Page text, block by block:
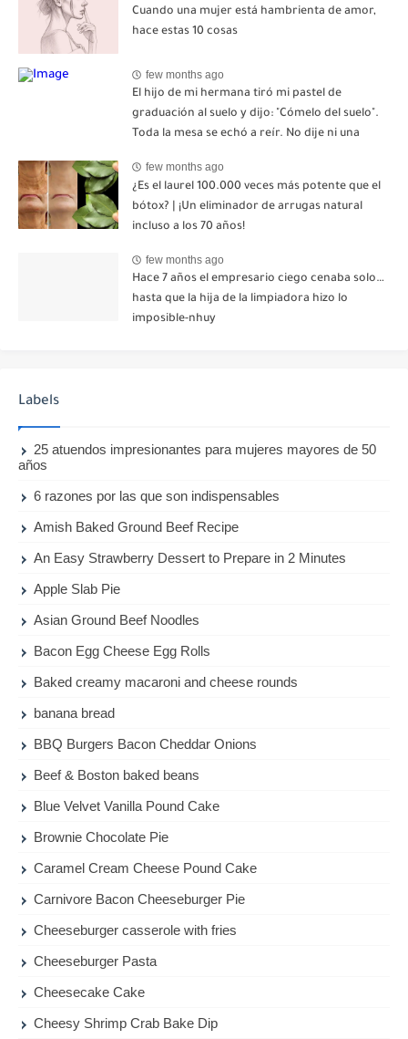
Cuando una mujer está hambrienta de amor,
hace estas 10 cosas
few months ago
El hijo de mi hermana tiró mi pastel de
graduación al suelo y dijo: "Cómelo del suelo".
Toda la mesa se echó a reír. No dije ni una
un mensaje: "Hemos decidido cortar todo
contacto. Aléjate para siempre"-nhuy
few months ago
¿Es el laurel 100.000 veces más potente que el
bótox? | ¡Un eliminador de arrugas natural
incluso a los 70 años!
few months ago
Hace 7 años el empresario ciego cenaba solo…
hasta que la hija de la limpiadora hizo lo
imposible-nhuy
Labels
25 atuendos impresionantes para mujeres mayores de 50
años
6 razones por las que son indispensables
Amish Baked Ground Beef Recipe
An Easy Strawberry Dessert to Prepare in 2 Minutes
Apple Slab Pie
Asian Ground Beef Noodles
Bacon Egg Cheese Egg Rolls
Baked creamy macaroni and cheese rounds
banana bread
BBQ Burgers Bacon Cheddar Onions
Beef & Boston baked beans
Blue Velvet Vanilla Pound Cake
Brownie Chocolate Pie
Caramel Cream Cheese Pound Cake
Carnivore Bacon Cheeseburger Pie
Cheeseburger casserole with fries
Cheeseburger Pasta
Cheesecake Cake
Cheesy Shrimp Crab Bake Dip